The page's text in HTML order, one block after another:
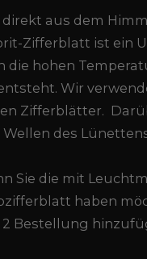
aus dem
Zifferblatt ist ein
die hohen
Wir
Zifferblätter.
des
Sie die mit
haben
2 Bestellung